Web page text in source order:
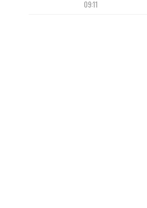
09:11